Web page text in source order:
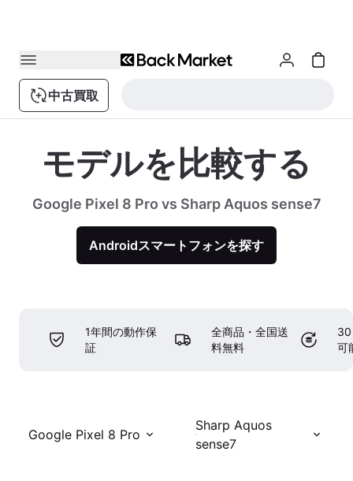
中古買取
モデルを比較する
Google Pixel 8 Pro vs Sharp Aquos sense7
Androidスマートフォンを探す
1年間の動作保
証
全商品・全国送
料無料
30
可
Google Pixel 8 Pro
Sharp Aquos
sense7